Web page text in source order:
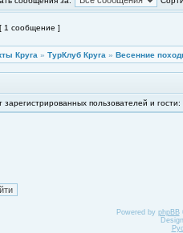
[ 1 сообщение ]
Круга » ТурКлуб Круга » Весенние
пользователей и гости:
Powered by phpBB